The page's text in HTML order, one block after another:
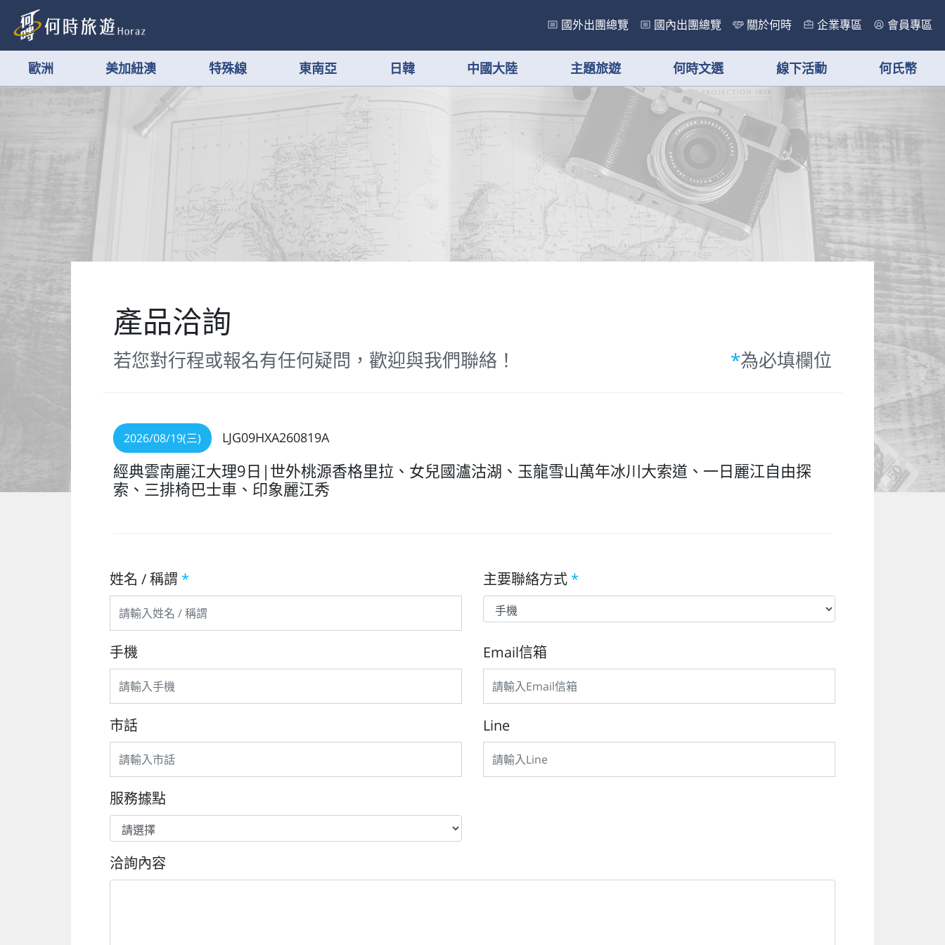
國外出團總覽 國內出團總覽 關於何時 企業專區 會員專區
歐洲 美加紐澳 特殊線 東南亞 日韓 中國大陸 主題旅遊 何時文選 線下活動 何氏幣
產品洽詢
若您對行程或報名有任何疑問，歡迎與我們聯絡！ *為必填欄位
2026/08/19(三) LJG09HXA260819A
經典雲南麗江大理9日|世外桃源香格里拉、女兒國瀘沽湖、玉龍雪山萬年冰川大索道、一日麗江自由探
索、三排椅巴士車、印象麗江秀
姓名 / 稱謂 * 主要聯絡方式 *
手機 Email信箱
市話 Line
服務據點
洽詢內容